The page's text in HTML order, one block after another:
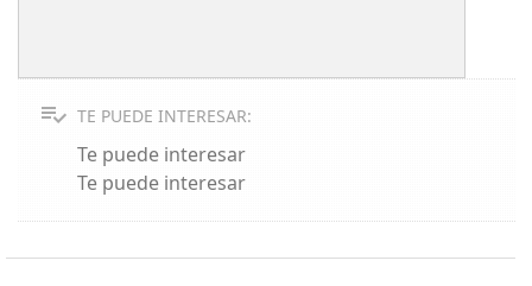
TE PUEDE INTERESAR:
Te puede interesar
Te puede interesar